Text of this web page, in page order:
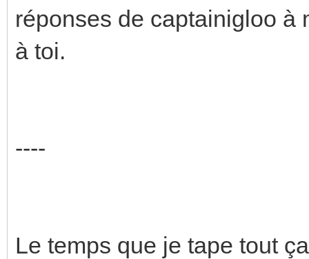
réponses de captainigloo à
à toi.
----
Le temps que je tape tout